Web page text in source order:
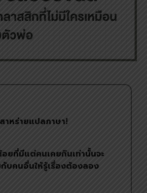
าหร่ายแปลภาษา!
อยที่มีแต่คนเคยกินเท่านั้นจะ
กับคนอื่นให้รู้เรื่องต้องลอง